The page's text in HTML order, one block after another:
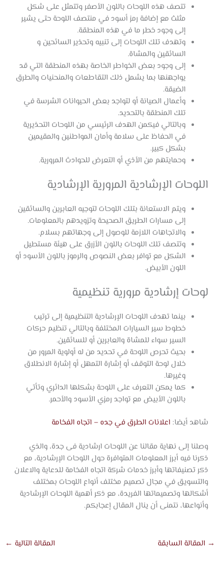
تتصف هذه اللوحات باللون الأصفر وتتمثل على شكل
مثلث مع إضافة رمز أسود في منتصف اللوحة حتى يشير
إلى وجود خطر ما في هذه المنطقة.
وتهدف تلك اللوحات إلى تنبيه وتحذير السائحين و
السائقين والمشاة.
إلى وجود بعض الخواطر الخاصة بهذه المنطقة التي قد
يواجهنها بما يشمل ذلك التقاطعات والمنحنيات والطرق
الضيقة.
وأعمال الصيانة أو لتواجد بعض الحيوانات الشرسة في
تلك المنطقة بالتحديد.
وبالتالي فيكمن الهدف الرئيسي من اللوحات التحذيرية
في الحفاظ على سلامة وأمان المواطنين والمقيمين
بشكل كبير.
وحمايتهم من الأذي أو التعرض للحوادث المرورية.
اللوحات الإرشادية المرورية الإرشادية
ويتم الاستعانة بتلك اللوحات لتوجيه العابرين والسائقين
إلى مسارات الطريق الصحيحة وتزويدهم بالمعلومات.
والاتجاهات اللازمة للوصول إلى وجهاتهم بسلام.
وتتصف تلك اللوحات باللون الأزرق على هيئة مستطيل
الشكل مع توافر بعض النصوص والرموز باللون الأسود أو
اللون الأبيض.
لوحات إرشادية مرورية تنظيمية
بينما تهدف اللوحات الإرشادية التنظيمية إلى ترتيب
خطوط سير السيارات المختلفة وبالتالي تنظيم حركات
السير سواء للمشاة والعابرين أو للسائقين.
بحيث تحرص اللوحة في تحديد من له أولوية المرور من
خلال لوحة التوقف أو إشارة التمهل أو إشارة الانطلاق
وغيرها.
كما يمكن التعرف على اللوحة بشكلها الدائري وتأتي
باللون الأبيض مع تواجد رمزي الأسود والأحمر.
شاهد أيضا: اعلانات الطرق في جده – اتجاه الفخامة
وصلنا إلى نهاية مقالنا عن اللوحات ارشادية فى جدة، والذي
ذكرنا فيه أبرز المعلومات المتوافرة حول اللوحات الإرشادية، مع
ذكر تصنيفاتها وأبرز خدمات شركة اتجاه الفخامة للدعاية والاعلان
والتسويق في مجال تصميم مختلف أنواع اللوحات بمختلف
أشكالها وتصميماتها الفريدة، مع ذكر أهمية اللوحات الإرشادية
وأنواعها، نتمنى أن ينال المقال إعجابكم.
→ المقالة السابقة المقالة التالية ←